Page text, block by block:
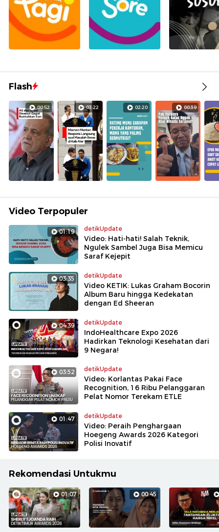
Flash
00:52 03:22 02:20 00:39
Video Terpopuler
01:19 detikUpdate
Video: Hati-hati! Salah Teknik,
Ngulek Sambel Juga Bisa Memicu
Saraf Kejepit
03:35 detikUpdate
Video KETIK: Lukas Graham Bocorin
Album Baru hingga Kedekatan
dengan Ed Sheeran
04:39 detikUpdate
IndoHealthcare Expo 2026
Hadirkan Teknologi Kesehatan dari
9 Negara!
03:52 detikUpdate
Video: Korlantas Pakai Face
Recognition, 16 Ribu Pelanggaran
Pelat Nomor Terekam ETLE
01:47 detikUpdate
Video: Peraih Penghargaan
Hoegeng Awards 2026 Kategori
Polisi Inovatif
Rekomendasi Untukmu
01:07 00:45